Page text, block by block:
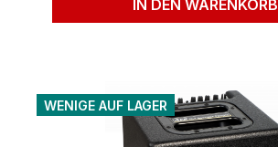
IN DEN WARENKORB
WENIGE AUF LAGER